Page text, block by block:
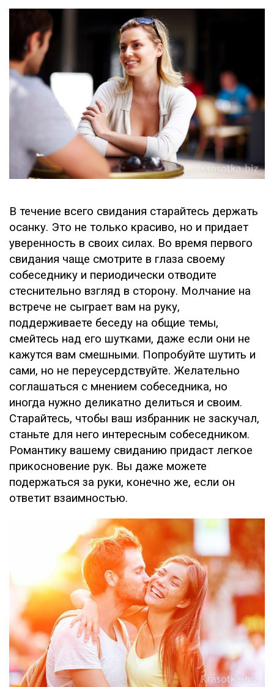
В течение всего свидания старайтесь держать
осанку. Это не только красиво, но и придает
уверенность в своих силах. Во время первого
свидания чаще смотрите в глаза своему
собеседнику и периодически отводите
стеснительно взгляд в сторону. Молчание на
встрече не сыграет вам на руку,
поддерживаете беседу на общие темы,
смейтесь над его шутками, даже если они не
кажутся вам смешными. Попробуйте шутить и
сами, но не переусердствуйте. Желательно
соглашаться с мнением собеседника, но
иногда нужно деликатно делиться и своим.
Старайтесь, чтобы ваш избранник не заскучал,
станьте для него интересным собеседником.
Романтику вашему свиданию придаст легкое
прикосновение рук. Вы даже можете
подержаться за руки, конечно же, если он
ответит взаимностью.